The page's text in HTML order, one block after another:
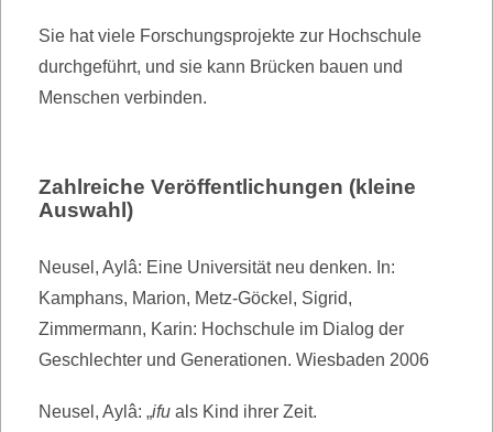
Sie hat viele Forschungsprojekte zur Hochschule
durchgeführt, und sie kann Brücken bauen und
Menschen verbinden.
Zahlreiche Veröffentlichungen (kleine
Auswahl)
Neusel, Aylâ: Eine Universität neu denken. In:
Kamphans, Marion, Metz-Göckel, Sigrid,
Zimmermann, Karin: Hochschule im Dialog der
Geschlechter und Generationen. Wiesbaden 2006
Neusel, Aylâ: „ifu als Kind ihrer Zeit.